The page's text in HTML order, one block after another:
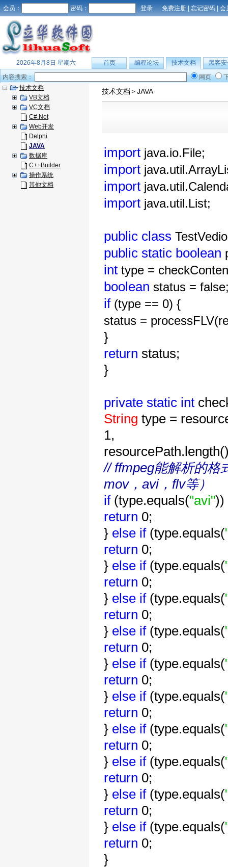
会员： 密码： 免费注册 | 忘记密码 | 会
2026年8月8日 星期六 首页 编程论坛 技术文档
黑客安
内容搜索：
网页
技术文档
VB文档
VC文档
C#.Net
Web开发
Delphi
JAVA
数据库
C++Builder
操作系统
其他文档
技术文档 > JAVA
import java.io.File;
import
import
import java.util.List;
public class
public static boolean
int type =
boolean status =
if(type == 0) {
status =
}
return status;
}
private static int
String type =
1,
// ffmpeg能解析的格
mov，avi，flv等）
if(type.equals("avi"))
return 0;
} else if(type.equals(
return 0;
} else if(type.equals(
return 0;
} else if(type.equals(
return 0;
} else if(type.equals(
return 0;
} else if(type.equals(
return 0;
} else if(type.equals(
return 0;
} else if(type.equals(
return 0;
} else if(type.equals(
return 0;
} else if(type.equals(
return 0;
} else if(type.equals(
return 0;
}